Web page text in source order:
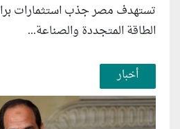
تستهدف مصر جذب استثمارات
الطاقة المتجددة والصناعة...
أخبار